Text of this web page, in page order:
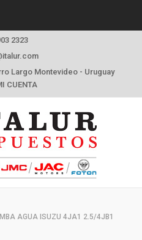
2323
Largo Montevideo - Uruguay
CUENTA
AGUA ISUZU 4JA1 2.5/4JB1